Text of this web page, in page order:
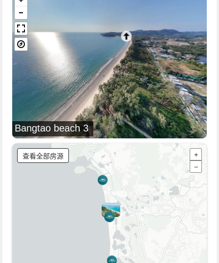
Bangtao beach 3
查看全部房源
+
−